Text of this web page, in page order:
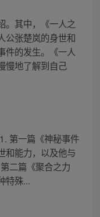
。其中，《一人之
公张楚岚的身世和
件的发生。《一人
慢地了解到自己
第一篇《神秘事件
和能力，以及他与
二篇《聚合之力
特殊...